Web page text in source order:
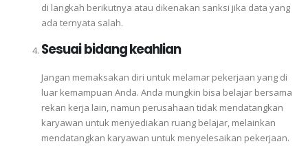
di langkah berikutnya atau dikenakan sanksi jika data yang
ada ternyata salah.
Sesuai bidang keahlian
Jangan memaksakan diri untuk melamar pekerjaan yang di
luar kemampuan Anda. Anda mungkin bisa belajar bersama
rekan kerja lain, namun perusahaan tidak mendatangkan
karyawan untuk menyediakan ruang belajar, melainkan
mendatangkan karyawan untuk menyelesaikan pekerjaan.